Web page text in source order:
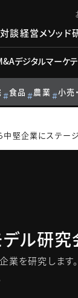
談経営メソッド
デジタルマーケテ
食品 農業 小売
堅企業にステー
デル研究
業を研究します